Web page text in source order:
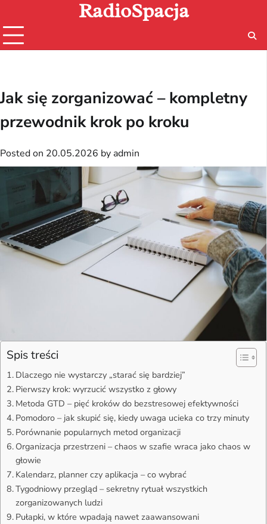
content
RadioSpacja
Jak się zorganizować – kompletny
przewodnik krok po kroku
Posted on 20.05.2026 by admin
Spis treści
Dlaczego nie wystarczy „starać się bardziej”
Pierwszy krok: wyrzucić wszystko z głowy
Metoda GTD – pięć kroków do bezstresowej efektywności
Pomodoro – jak skupić się, kiedy uwaga ucieka co trzy minuty
Porównanie popularnych metod organizacji
Organizacja przestrzeni – chaos w szafie wraca jako chaos w
głowie
Kalendarz, planner czy aplikacja – co wybrać
Tygodniowy przegląd – sekretny rytuał wszystkich
zorganizowanych ludzi
Pułapki, w które wpadają nawet zaawansowani